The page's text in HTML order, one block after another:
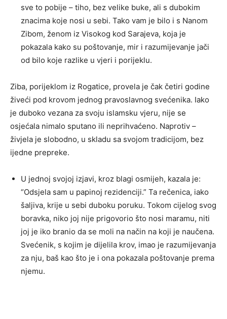
sve to pobije – tiho, bez velike buke, ali s dubokim
znacima koje nosi u sebi. Tako vam je bilo i s Nanom
Zibom, ženom iz Visokog kod Sarajeva, koja je
pokazala kako su poštovanje, mir i razumijevanje jači
od bilo koje razlike u vjeri i porijeklu.
Ziba, porijeklom iz Rogatice, provela je čak četiri godine
živeći pod krovom jednog pravoslavnog svećenika. Iako
je duboko vezana za svoju islamsku vjeru, nije se
osjećala nimalo sputano ili neprihvaćeno. Naprotiv –
živjela je slobodno, u skladu sa svojom tradicijom, bez
ijedne prepreke.
U jednoj svojoj izjavi, kroz blagi osmijeh, kazala je:
“Odsjela sam u papinoj rezidenciji.” Ta rečenica, iako
šaljiva, krije u sebi duboku poruku. Tokom cijelog svog
boravka, niko joj nije prigovorio što nosi maramu, niti
joj je iko branio da se moli na način na koji je naučena.
Svećenik, s kojim je dijelila krov, imao je razumijevanja
za nju, baš kao što je i ona pokazala poštovanje prema
njemu.